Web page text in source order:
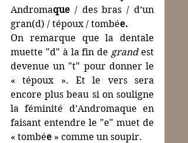
Andromaque / des bras / d’un
gran(d) / tépoux / tombée.
On remarque que la dentale
muette "d" à la fin de grand est
devenue un "t" pour donner le
« tépoux ». Et le vers sera
encore plus beau si on souligne
la féminité d’Andromaque en
faisant entendre le "e" muet de
« tombée » comme un soupir.